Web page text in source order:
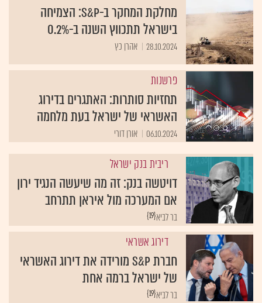
מחלקת המחקר ב-S&P: הצמיחה
בישראל תתכווץ השנה ב-0.2%
28.10.2024 אהרן כץ
פרשנות
תחזיות סותרות: האתגרים בדירוג
האשראי של ישראל בעת מלחמה
06.10.2024 אורן דורי
ריבית בנק ישראל
דויטשה בנק: זה מה שיעשה הנגיד ירון
אם המערכה מול איראן תתרחב
{19}בר לביא
דירוג אשראי
חברת S&P מורידה את דירוג האשראי
של ישראל ברמה אחת
{19}בר לביא